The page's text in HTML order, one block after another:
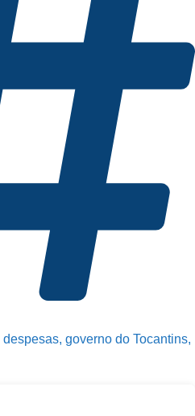
despesas, governo do Tocantins,